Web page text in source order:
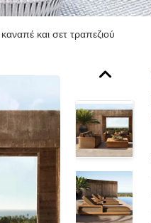
και σετ τραπεζιού